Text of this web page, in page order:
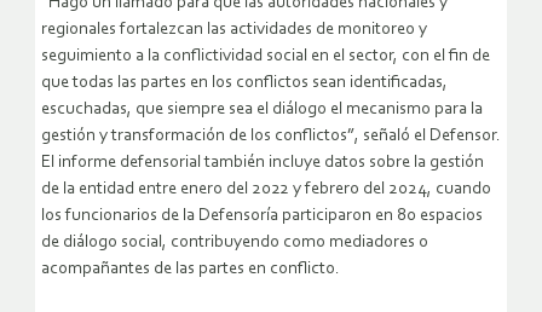
regionales fortalezcan las actividades de monitoreo y
seguimiento a la conflictividad social en el sector, con el fin de
que todas las partes en los conflictos sean identificadas,
escuchadas, que siempre sea el diálogo el mecanismo para la
gestión y transformación de los conflictos”, señaló el Defensor.
El informe defensorial también incluye datos sobre la gestión
de la entidad entre enero del 2022 y febrero del 2024, cuando
los funcionarios de la Defensoría participaron en 80 espacios
de diálogo social, contribuyendo como mediadores o
acompañantes de las partes en conflicto.